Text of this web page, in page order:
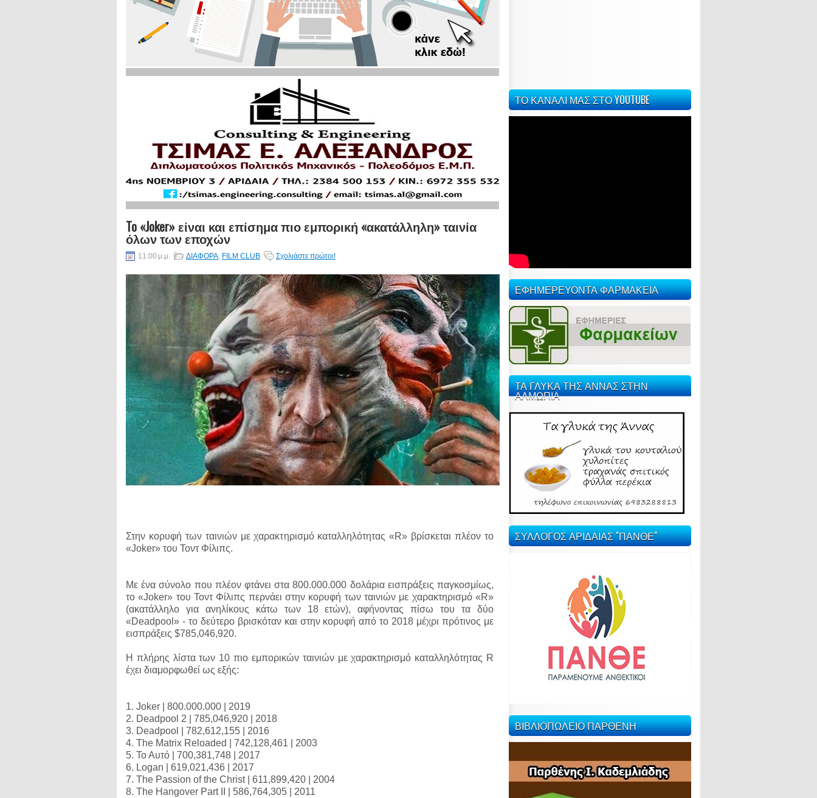
To «Joker» είναι και επίσημα πιο εμπορική «ακατάλληλη» ταινία
όλων των εποχών
11:00 μ.μ. ΔΙΑΦΟΡΑ, FILM CLUB Σχολιάστε πρώτοι!
Στην κορυφή των ταινιών με χαρακτηρισμό καταλληλότητας «R» βρίσκεται πλέον το
«Joker» του Τοντ Φίλιπς.
Με ένα σύνολο που πλέον φτάνει στα 800.000.000 δολάρια εισπράξεις παγκοσμίως,
το «Joker» του Τοντ Φίλιπς περνάει στην κορυφή των ταινιών με χαρακτηρισμό «R»
(ακατάλληλο για ανηλίκους κάτω των 18 ετών), αφήνοντας πίσω του τα δύο
«Deadpool» - το δεύτερο βρισκόταν και στην κορυφή από το 2018 μέχρι πρότινος με
εισπράξεις $785,046,920.
Η πλήρης λίστα των 10 πιο εμπορικών ταινιών με χαρακτηρισμό καταλληλότητας R
έχει διαμορφωθεί ως εξής:
1. Joker | 800.000.000 | 2019
2. Deadpool 2 | 785,046,920 | 2018
3. Deadpool | 782,612,155 | 2016
4. The Matrix Reloaded | 742,128,461 | 2003
5. Το Αυτό | 700,381,748 | 2017
6. Logan | 619,021,436 | 2017
7. The Passion of the Christ | 611,899,420 | 2004
8. The Hangover Part II | 586,764,305 | 2011
ΤΟ ΚΑΝΑΛΙ ΜΑΣ ΣΤΟ YOUTUBE
ΕΦΗΜΕΡΕΥΟΝΤΑ ΦΑΡΜΑΚΕΙΑ
ΤΑ ΓΛΥΚΑ ΤΗΣ ΑΝΝΑΣ ΣΤΗΝ
ΑΛΜΩΠΙΑ
ΣΥΛΛΟΓΟΣ ΑΡΙΔΑΙΑΣ "ΠΑΝΘΕ"
ΒΙΒΛΙΟΠΩΛΕΙΟ ΠΑΡΘΕΝΗ